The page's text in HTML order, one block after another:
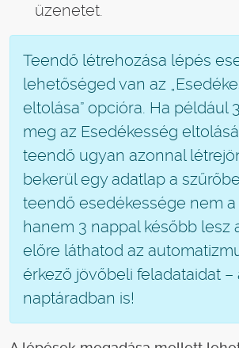
üzenetet.
Teendő létrehozása lépés
lehetőséged van az
eltolása” opcióra. Ha például
meg az Esedékesség
teendő ugyan azonnal
bekerül egy adatlap a
teendő esedékessége nem a
hanem 3 nappal később lesz
előre láthatod az
érkező jövőbeli feladataidat –
naptáradban is!